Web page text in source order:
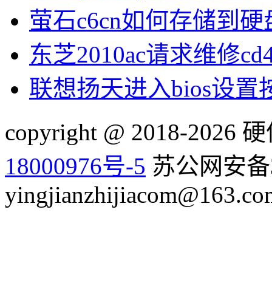
萤石c6cn如何存储到硬
东芝2010ac请求维修
联想扬天进入bios设置
copyright @ 2018-2026
18000976号-5 苏公网安